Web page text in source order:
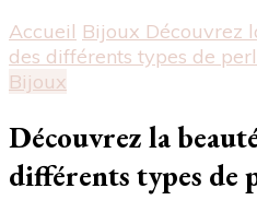
Accueil Bijoux Découvrez
des différents types de
Bijoux
Découvrez la
différents types de